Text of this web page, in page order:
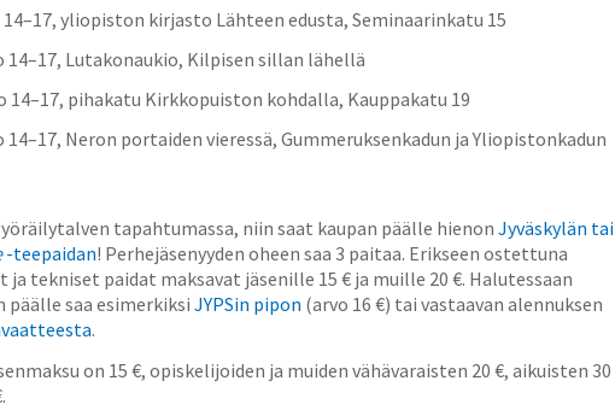
14–17, yliopiston kirjasto Lähteen edusta, Seminaarinkatu 15
14–17, Lutakonaukio, Kilpisen sillan lähellä
14–17, pihakatu Kirkkopuiston kohdalla, Kauppakatu 19
14–17, Neron portaiden vieressä, Gummeruksenkadun ja Yliopistonkadun
tapahtumassa, niin saat kaupan päälle hienon Jyväskylän tai
-teepaidan! Perhejäsenyyden oheen saa 3 paitaa. Erikseen ostettuna
tekniset paidat maksavat jäsenille 15 € ja muille 20 €. Halutessaan
päälle saa esimerkiksiJYPSin pipon (arvo 16 €) tai vastaavan alennuksen
.
on 15 €, opiskelijoiden ja muiden vähävaraisten 20 €, aikuisten 30